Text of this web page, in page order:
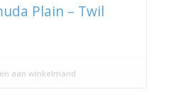
Plain – Twil
aan winkelmand